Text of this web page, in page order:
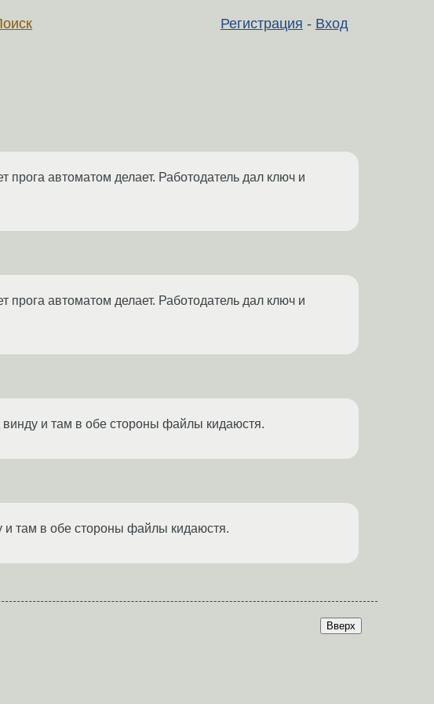
Регистрация - Вход
прога автоматом делает. Работодатель дал ключ и
прога автоматом делает. Работодатель дал ключ и
винду и там в обе стороны файлы кидаюстя.
и там в обе стороны файлы кидаюстя.
Вверх